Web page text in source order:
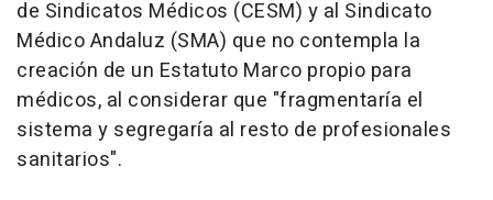
de Sindicatos Médicos (CESM) y al Sindicato
Médico Andaluz (SMA) que no contempla la
creación de un Estatuto Marco propio para
médicos, al considerar que "fragmentaría el
sistema y segregaría al resto de profesionales
sanitarios".